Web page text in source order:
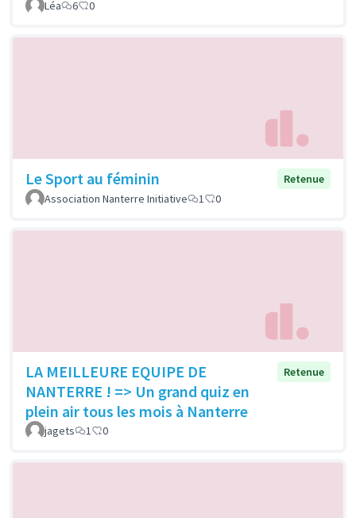
Léa
6 0
Le Sport au féminin
Retenue
Association Nanterre Initiative
1 0
LA MEILLEURE EQUIPE DE
NANTERRE ! => Un grand quiz en
plein air tous les mois à Nanterre
Retenue
jagets 1 0